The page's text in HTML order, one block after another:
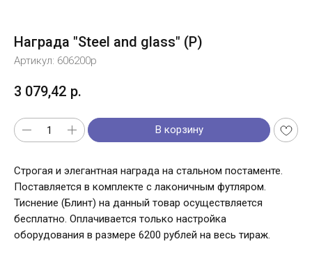
Награда "Steel and glass" (P)
Артикул: 606200p
3 079,42 р.
В корзину
Строгая и элегантная награда на стальном постаменте.
Поставляется в комплекте с лаконичным футляром.
Тиснение (Блинт) на данный товар осуществляется
бесплатно. Оплачивается только настройка
оборудования в размере 6200 рублей на весь тираж.